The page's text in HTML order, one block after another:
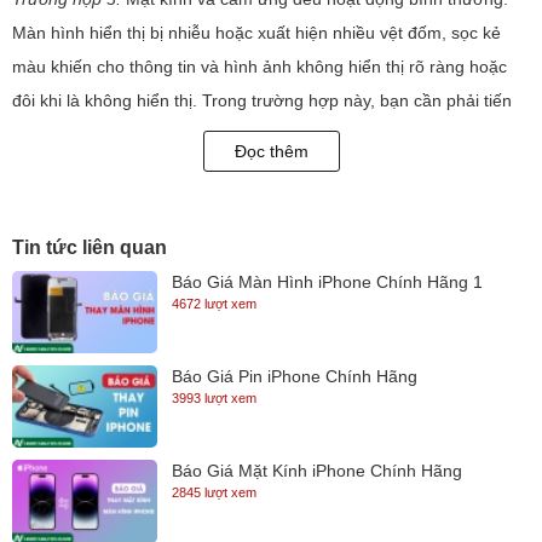
Màn hình hiển thị bị nhiễu hoặc xuất hiện nhiều vệt đốm, sọc kẻ
màu khiến cho thông tin và hình ảnh không hiển thị rõ ràng hoặc
đôi khi là không hiển thị. Trong trường hợp này, bạn cần phải tiến
hành thay màn hình laptop mới cho máy.
: Laptop bị rơi vỡ mặt kính, đồng thời cảm ứng không
hợp này bạn cần phải thay bộ mặt kính cảm ứng cho laptop
Nguyên nhân dẫn đến màn hình laptop lỗi?
1. Bị mất màu có điểm chết !!!
- Biểu hiện: Trên màn hình xuất hiện các điểm không hiển thị hình
ảnh
- Nguyên nhân: Chủ yếu xuất phát từ khâu sản xuất.
2. Bị sai màu, sọc màu hay nhảy hình !!!
- Biểu hiện: Màn hình chuyển sang một màu duy nhất.
- Nguyên nhân: Có thể do lỗi ở bộ phận socket, hoặc quá trình
Đọc thêm
Tin tức liên quan
Báo Giá Màn Hình iPhone Chính Hãng 1
4672 lượt xem
Báo Giá Pin iPhone Chính Hãng
3993 lượt xem
Báo Giá Mặt Kính iPhone Chính Hãng
2845 lượt xem